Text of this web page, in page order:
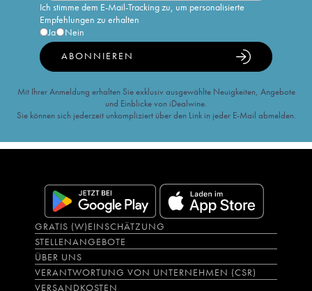
Ich stimme dem E-Mail-Tracking zu, um personalisierte
Empfehlungen zu erhalten
Ja
Nein
ABONNIEREN
Mit Ihrer Anmeldung erhalten Sie exklusiv ausgewählte Neuigkeiten, Angebote
und Einblicke von iDealwine.
Sie können sich jederzeit unkompliziert über den Link in jeder E-Mail abmelden.
GRATIS (W)EINSCHÄTZUNG
STELLENANGEBOTE
ÜBER UNS
VERANTWORTUNG VON UNTERNEHMEN (CSR)
VERSANDKOSTEN